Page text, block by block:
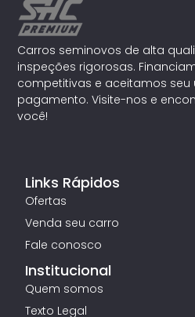
Carros seminovos de alta
inspeções rigorosas.
competitivas e aceitamos
pagamento. Visite-nos e
você!
Links Rápidos
Ofertas
Venda seu carro
Fale conosco
Institucional
Quem somos
Texto Legal